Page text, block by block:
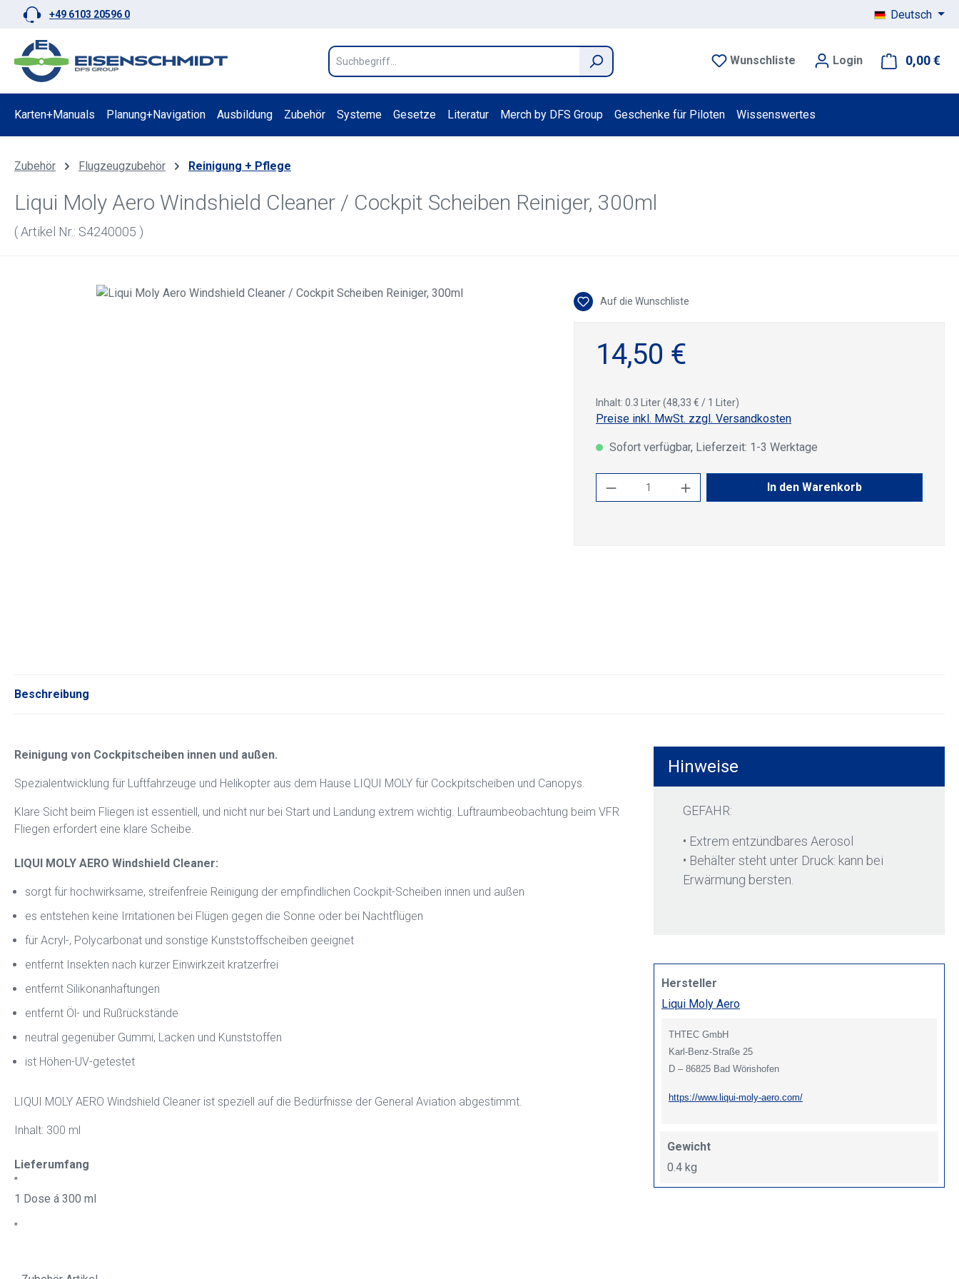
Hauptinhalt springen
Zur Suche springen
Zur Hauptnavigation springen
+49 6103 20596 0 Deutsch
Wunschliste Login 0,00 €
Karten+Manuals Planung+Navigation Ausbildung Zubehör Systeme Gesetze Literatur Merch by DFS Group Geschenke für Piloten Wissenswertes
Zubehör Flugzeugzubehör Reinigung + Pflege
Liqui Moly Aero Windshield Cleaner / Cockpit Scheiben Reiniger, 300ml
( Artikel Nr.: S4240005 )
Bildergalerie überspringen
Auf die Wunschliste
14,50 €
Inhalt: 0.3 Liter(48,33 € / 1 Liter)
Preise inkl. MwSt. zzgl. Versandkosten
Sofort verfügbar, Lieferzeit: 1-3 Werktage
Produkt Anzahl: Gib den gewünschten Wert
In den Warenkorb
Beschreibung
Reinigung von Cockpitscheiben innen und außen.
Spezialentwicklung für Luftfahrzeuge und Helikopter aus dem Hause LIQUI MOLY für Cockpitscheiben und Canopys.
Klare Sicht beim Fliegen ist essentiell, und nicht nur bei Start und Landung extrem wichtig. Luftraumbeobachtung beim VFR
Fliegen erfordert eine klare Scheibe.
LIQUI MOLY AERO Windshield Cleaner:
sorgt für hochwirksame, streifenfreie Reinigung der empfindlichen Cockpit-Scheiben innen und außen
es entstehen keine Irritationen bei Flügen gegen die Sonne oder bei Nachtflügen
für Acryl-, Polycarbonat und sonstige Kunststoffscheiben geeignet
entfernt Insekten nach kurzer Einwirkzeit kratzerfrei
entfernt Silikonanhaftungen
entfernt Öl- und Rußrückstände
neutral gegenüber Gummi, Lacken und Kunststoffen
ist Höhen-UV-getestet
LIQUI MOLY AERO Windshield Cleaner ist speziell auf die Bedürfnisse der General Aviation abgestimmt.
Inhalt: 300 ml
Lieferumfang
"
1 Dose á 300 ml
"
Hinweise
GEFAHR:
• Extrem entzündbares Aerosol
• Behälter steht unter Druck: kann bei
Erwärmung bersten.
Hersteller
Liqui Moly Aero
THTEC GmbH
Karl-Benz-Straße 25
D – 86825 Bad Wörishofen
https://www.liqui-moly-aero.com/
Gewicht
0.4 kg